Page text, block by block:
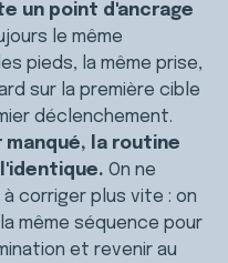
un point d'ancrage
le même
pieds, la même prise,
sur la première cible
déclenchement.
manqué, la routine
On ne
corriger plus vite : on
même séquence pour
et revenir au